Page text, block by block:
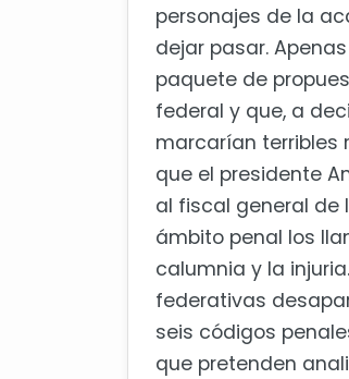
personajes de la
dejar pasar.
paquete de
federal y que, a
marcarían terribles
que el presidente
al fiscal general de
ámbito penal los
calumnia y la
federativas
seis códigos
que pretenden